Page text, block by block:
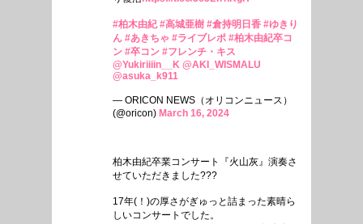
#柏木由紀 #高城亜樹 #倉持明日香 #ゆきり
ん #あきちゃ #ライブレポ #柏木由紀卒コ
ン #卒コン #フレンチ・キス
@Yukiriiiin__K @AKI_WISMALU
@asuka_k911
— ORICON NEWS（オリコンニュース）
(@oricon) March 16, 2024
柏木由紀卒業コンサート『火山灰』演奏さ
せていただきました???
17年(！)の厚さがぎゅっと詰まった素晴ら
しいコンサートでした。